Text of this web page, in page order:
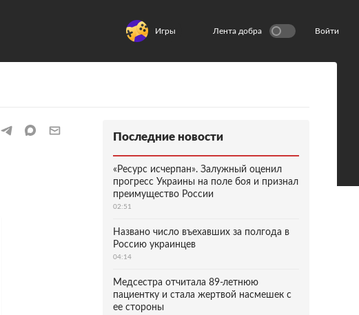
Игры Лента добра Войти
Последние новости
«Ресурс исчерпан». Залужный оценил
прогресс Украины на поле боя и признал
преимущество России
02:51
Названо число въехавших за полгода в
Россию украинцев
04:14
Медсестра отчитала 89-летнюю
пациентку и стала жертвой насмешек с
ее стороны